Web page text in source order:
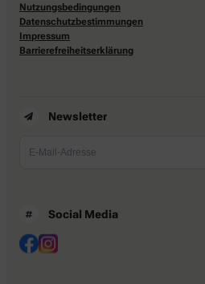
Nutzungsbedingungen
Datenschutzbestimmungen
Impressum
Barrierefreiheitserklärung
Newsletter
Social Media